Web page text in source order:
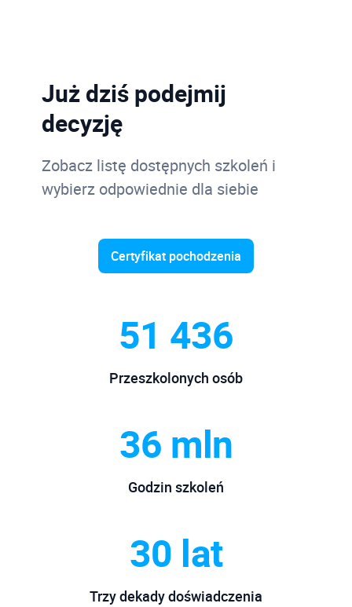
Już dziś podejmij
decyzję
Zobacz listę dostępnych szkoleń i
wybierz odpowiednie dla siebie
Certyfikat pochodzenia
51 436
Przeszkolonych osób
36 mln
Godzin szkoleń
30 lat
Trzy dekady doświadczenia